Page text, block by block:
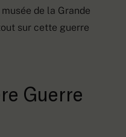
de la Grande
sur cette guerre
Guerre